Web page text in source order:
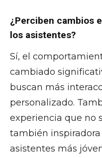
¿Perciben cambios
los asistentes?
Sí, el
cambiado
buscan más
personalizado.
experiencia que no
también inspiradora
asistentes más